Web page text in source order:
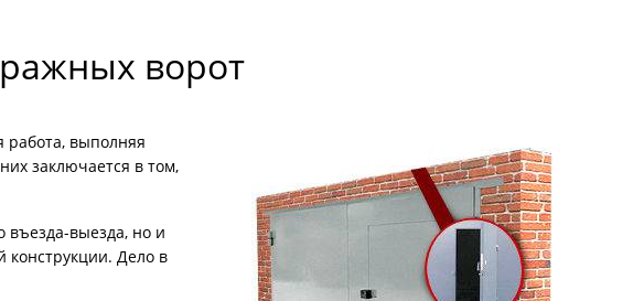
двери
С выдавленным рисунком
С металлофиленкой
ворот
работа, выполняя
заключается в том,
въезда-выезда, но и
конструкции. Дело в